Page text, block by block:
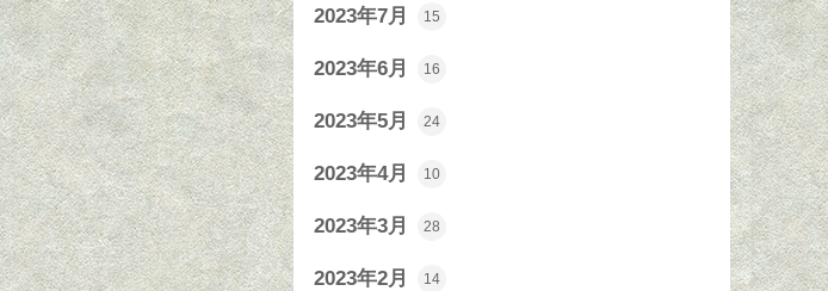
2023年7月 15
2023年6月 16
2023年5月 24
2023年4月 10
2023年3月 28
2023年2月 14